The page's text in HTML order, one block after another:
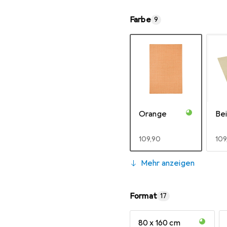
Farbe 9
Orange
EUR
109,90
Mehr anzeigen
Format 17
80 x 160 cm